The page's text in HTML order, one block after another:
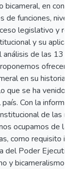
bicameral, en
de funciones,
legislativo y
y su
análisis de las 13
ofrecer
en su historia
que se ha venido
Con la
de las
ocupamos de
como requisito
del Poder
y bicameralismo